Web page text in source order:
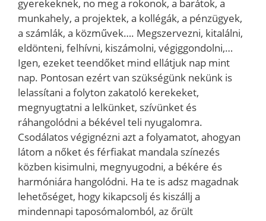
gyerekeknek, no meg a rokonok, a barátok, a
munkahely, a projektek, a kollégák, a pénzügyek,
a számlák, a közművek…. Megszervezni, kitalálni,
eldönteni, felhívni, kiszámolni, végiggondolni,…
Igen, ezeket teendőket mind ellátjuk nap mint
nap. Pontosan ezért van szükségünk nekünk is
lelassítani a folyton zakatoló kerekeket,
megnyugtatni a lelkünket, szívünket és
ráhangolódni a békével teli nyugalomra.
Csodálatos végignézni azt a folyamatot, ahogyan
látom a nőket és férfiakat mandala színezés
közben kisimulni, megnyugodni, a békére és
harmóniára hangolódni. Ha te is adsz magadnak
lehetőséget, hogy kikapcsolj és kiszállj a
mindennapi taposómalomból, az őrült